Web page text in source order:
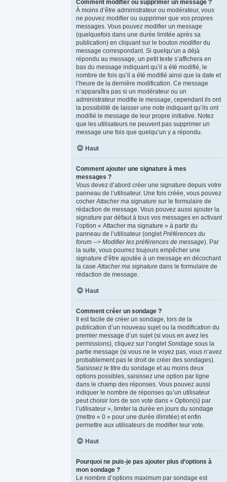
Comment modifier ou supprimer un message ?
À moins d’être administrateur ou modérateur, vous
ne pouvez modifier ou supprimer que vos propres
messages. Vous pouvez modifier un message
(quelquefois dans une durée limitée après sa
publication) en cliquant sur le bouton modifierdu
message correspondant. Si quelqu’un a déjà
répondu au message, un petit texte s’affichera en
bas du message indiquant qu’il a été modifié, le
nombre de fois qu’il a été modifié ainsi que la date et
l’heure de la dernière modification. Ce message
n’apparaîtra pas si un modérateur ou un
administrateur modifie le message, cependant ils ont
la possibilité de laisser une note indiquant qu’ils ont
modifié le message de leur propre initiative. Notez
que les utilisateurs ne peuvent pas supprimer un
message une fois que quelqu’un y a répondu.
Haut
Comment ajouter une signature à mes
messages ?
Vous devez d’abord créer une signature depuis votre
panneau de l’utilisateur. Une fois créée, vous pouvez
cocherAttacher ma signature sur le formulaire de
rédaction de message. Vous pouvez aussi ajouter la
signature par défaut à tous vos messages en activant
l’option « Attacher ma signature » à partir du
panneau de l’utilisateur (ongletPréférences du
forum --> Modifier les préférences de message). Par
la suite, vous pourrez toujours empêcher une
signature d’être ajoutée à un message en décochant
la caseAttacher ma signature dans le formulaire de
rédaction de message.
Haut
Comment créer un sondage ?
Il est facile de créer un sondage, lors de la
publication d’un nouveau sujet ou la modification du
premier message d’un sujet (si vous en avez les
permissions), cliquez sur l’ongletSondage sous la
partie message (si vous ne le voyez pas, vous n’avez
probablement pas le droit de créer des sondages).
Saisissez le titre du sondage et au moins deux
options possibles, saisissez une option par ligne
dans le champ des réponses. Vous pouvez aussi
indiquer le nombre de réponses qu’un utilisateur
peut choisir lors de son vote dans « Option(s) par
l’utilisateur », limiter la durée en jours du sondage
(mettre « 0 » pour une durée illimitée) et enfin
permettre aux utilisateurs de modifier leur vote.
Haut
Pourquoi ne puis-je pas ajouter plus d’options à
mon sondage ?
Le nombre d’options maximum par sondage est